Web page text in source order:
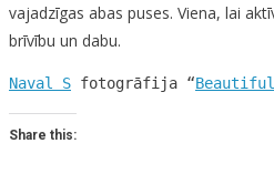
vajadzīgas abas puses. Viena, lai
brīvību un dabu.
Naval S fotogrāfija “
Share this: